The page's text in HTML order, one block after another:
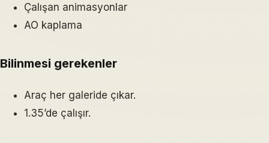
Çalışan animasyonlar
AO kaplama
Bilinmesi gerekenler
Araç her galeride çıkar.
1.35’de çalışır.